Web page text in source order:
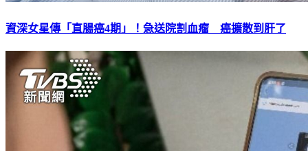
資深女星傳「直腸癌4期」！急送院割血瘤 癌擴散到肝了